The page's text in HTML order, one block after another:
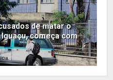
de matar o
começa com